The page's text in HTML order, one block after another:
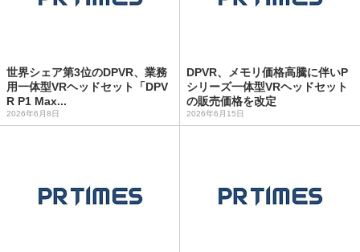
世界シェア第3位のDPVR、業務
用一体型VRヘッドセット「DPV
R P1 Max...
2026年6月8日
DPVR、メモリ価格高騰に伴いP
シリーズ一体型VRヘッドセット
の販売価格を改定
2026年6月15日